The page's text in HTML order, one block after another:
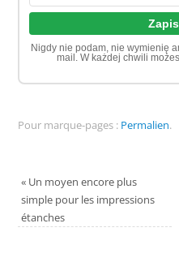
Nigdy nie podam, nie wymienię
mail. W każdej chwili
Pour marque-pages : Permalien.
«Un moyen encore plus
simple pour les impressions
étanches